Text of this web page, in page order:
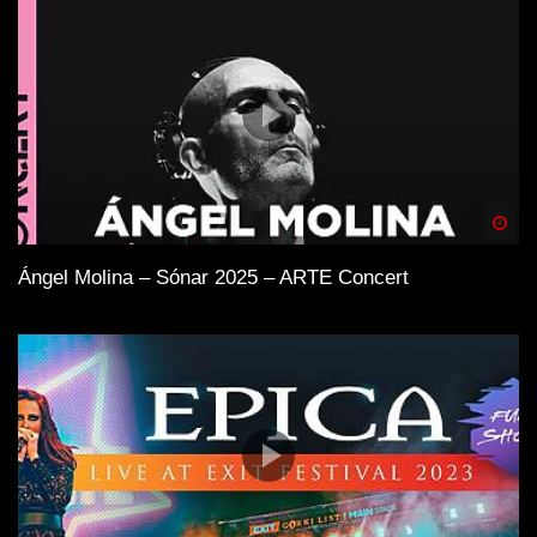
Ángel Molina – Sónar 2025 – ARTE Concert